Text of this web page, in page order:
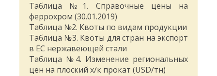
Таблица №1. Справочные цены на
феррохром (30.01.2019)
Таблица №2. Квоты по видам продукции
Таблица №3. Квоты для стран на экспорт
в ЕС нержавеющей стали
Таблица №4. Изменение региональных
цен на плоский х/к прокат (USD/тн)